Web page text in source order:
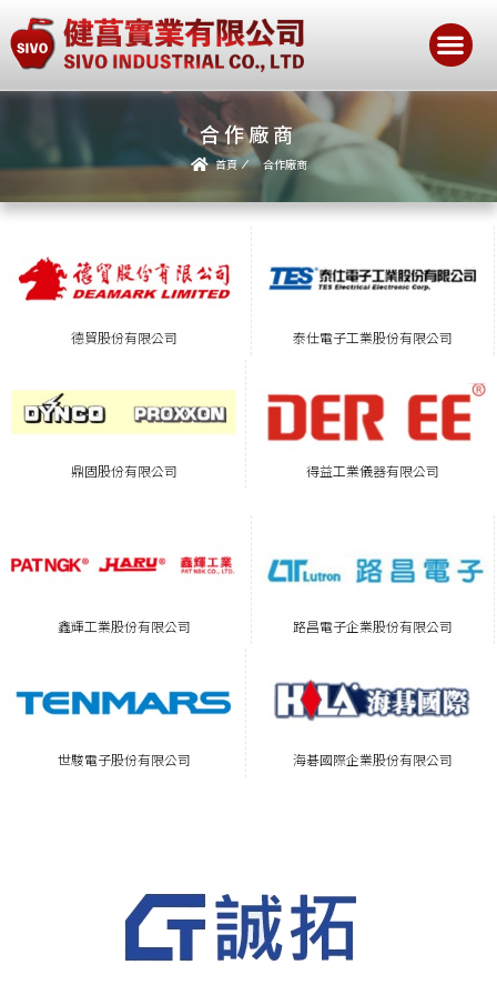
合作廠商
首頁 合作廠商
德貿股份有限公司 泰仕電子工業股份有限公司
鼎固股份有限公司 得益工業儀器有限公司
鑫輝工業股份有限公司 路昌電子企業股份有限公司
世駿電子股份有限公司 海碁國際企業股份有限公司